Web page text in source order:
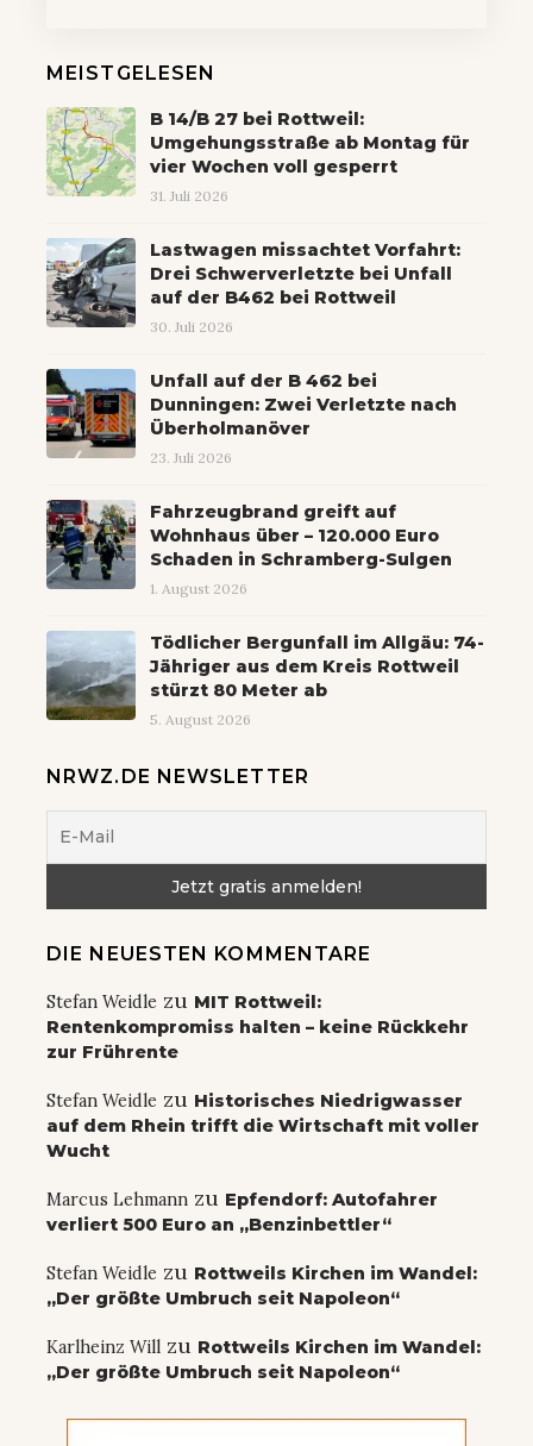
MEISTGELESEN
B 14/B 27 bei Rottweil:
Umgehungsstraße ab Montag für
vier Wochen voll gesperrt
31. Juli 2026
Lastwagen missachtet Vorfahrt:
Drei Schwerverletzte bei Unfall
auf der B462 bei Rottweil
30. Juli 2026
Unfall auf der B 462 bei
Dunningen: Zwei Verletzte nach
Überholmanöver
23. Juli 2026
Fahrzeugbrand greift auf
Wohnhaus über – 120.000 Euro
Schaden in Schramberg-Sulgen
1. August 2026
Tödlicher Bergunfall im Allgäu: 74-
Jähriger aus dem Kreis Rottweil
stürzt 80 Meter ab
5. August 2026
NRWZ.DE NEWSLETTER
DIE NEUESTEN KOMMENTARE
Stefan Weidle zu MIT Rottweil:
Rentenkompromiss halten – keine Rückkehr
zur Frührente
Stefan Weidle zu Historisches Niedrigwasser
auf dem Rhein trifft die Wirtschaft mit voller
Wucht
Marcus Lehmann zu Epfendorf: Autofahrer
verliert 500 Euro an „Benzinbettler“
Stefan Weidle zu Rottweils Kirchen im Wandel:
„Der größte Umbruch seit Napoleon“
Karlheinz Will zu Rottweils Kirchen im Wandel:
„Der größte Umbruch seit Napoleon“